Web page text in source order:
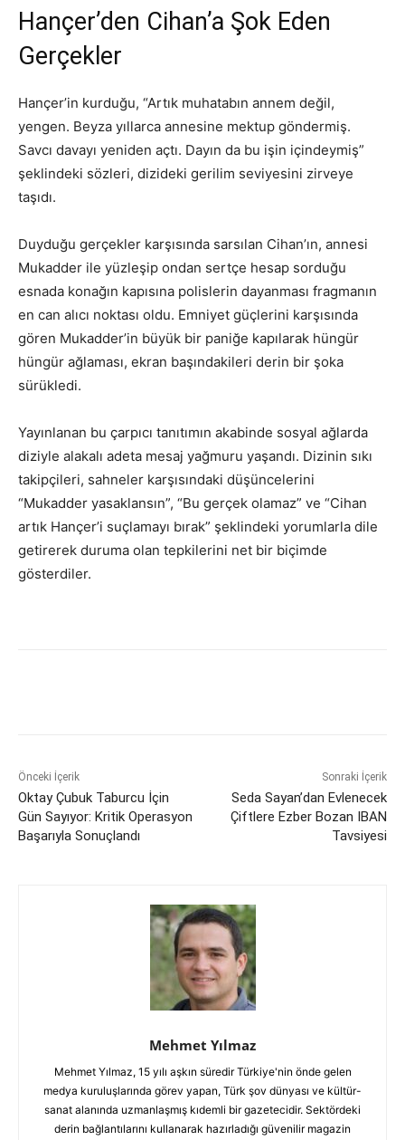
Hançer’den Cihan’a Şok Eden
Gerçekler
Hançer’in kurduğu, “Artık muhatabın annem değil,
yengen. Beyza yıllarca annesine mektup göndermiş.
Savcı davayı yeniden açtı. Dayın da bu işin içindeymiş”
şeklindeki sözleri, dizideki gerilim seviyesini zirveye
taşıdı.
Duyduğu gerçekler karşısında sarsılan Cihan’ın, annesi
Mukadder ile yüzleşip ondan sertçe hesap sorduğu
esnada konağın kapısına polislerin dayanması fragmanın
en can alıcı noktası oldu. Emniyet güçlerini karşısında
gören Mukadder’in büyük bir paniğe kapılarak hüngür
hüngür ağlaması, ekran başındakileri derin bir şoka
sürükledi.
Yayınlanan bu çarpıcı tanıtımın akabinde sosyal ağlarda
diziyle alakalı adeta mesaj yağmuru yaşandı. Dizinin sıkı
takipçileri, sahneler karşısındaki düşüncelerini
“Mukadder yasaklansın”, “Bu gerçek olamaz” ve “Cihan
artık Hançer’i suçlamayı bırak” şeklindeki yorumlarla dile
getirerek duruma olan tepkilerini net bir biçimde
gösterdiler.
Önceki İçerik
Oktay Çubuk Taburcu İçin
Gün Sayıyor: Kritik Operasyon
Başarıyla Sonuçlandı
Sonraki İçerik
Seda Sayan’dan Evlenecek
Çiftlere Ezber Bozan IBAN
Tavsiyesi
Mehmet Yılmaz
Mehmet Yılmaz, 15 yılı aşkın süredir Türkiye'nin önde gelen
medya kuruluşlarında görev yapan, Türk şov dünyası ve kültür-
sanat alanında uzmanlaşmış kıdemli bir gazetecidir. Sektördeki
derin bağlantılarını kullanarak hazırladığı güvenilir magazin